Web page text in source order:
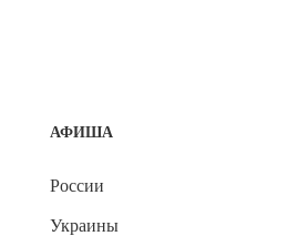
АФИША
России
Украины